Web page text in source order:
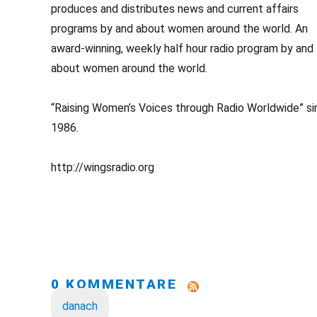
produces and distributes news and current affairs
programs by and about women around the world. An
award-winning, weekly half hour radio program by and
about women around the world.
“Raising Women’s Voices through Radio Worldwide”
1986.
http://wingsradio.org
0 KOMMENTARE
danach